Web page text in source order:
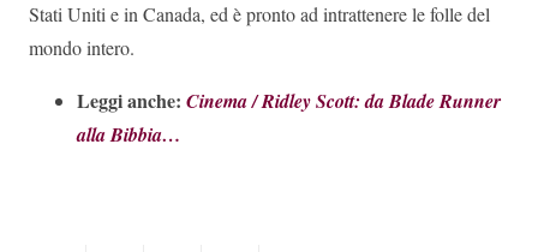
Stati Uniti e in Canada, ed è pronto ad intrattenere le folle del
mondo intero.
Leggi anche: Cinema / Ridley Scott: da Blade Runner
alla Bibbia…